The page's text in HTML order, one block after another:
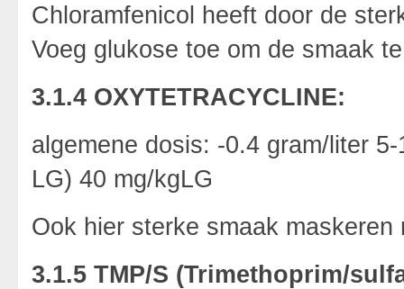
Chloramfenicol heeft door de
Voeg glukose toe om de smaak
3.1.4 OXYTETRACYCLINE:
algemene dosis: -0.4 gram/liter
LG) 40 mg/kgLG
Ook hier sterke smaak
3.1.5 TMP/S (Trimethoprim/